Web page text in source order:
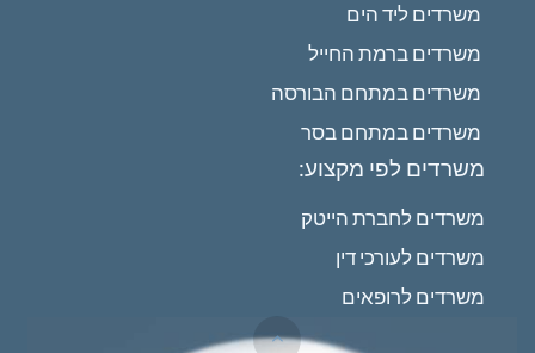
משרדים ליד הים
משרדים ברמת החייל
משרדים במתחם הבורסה
משרדים במתחם בסר
משרדים לפי מקצוע:
משרדים לחברת הייטק
משרדים לעורכי דין
משרדים לרופאים